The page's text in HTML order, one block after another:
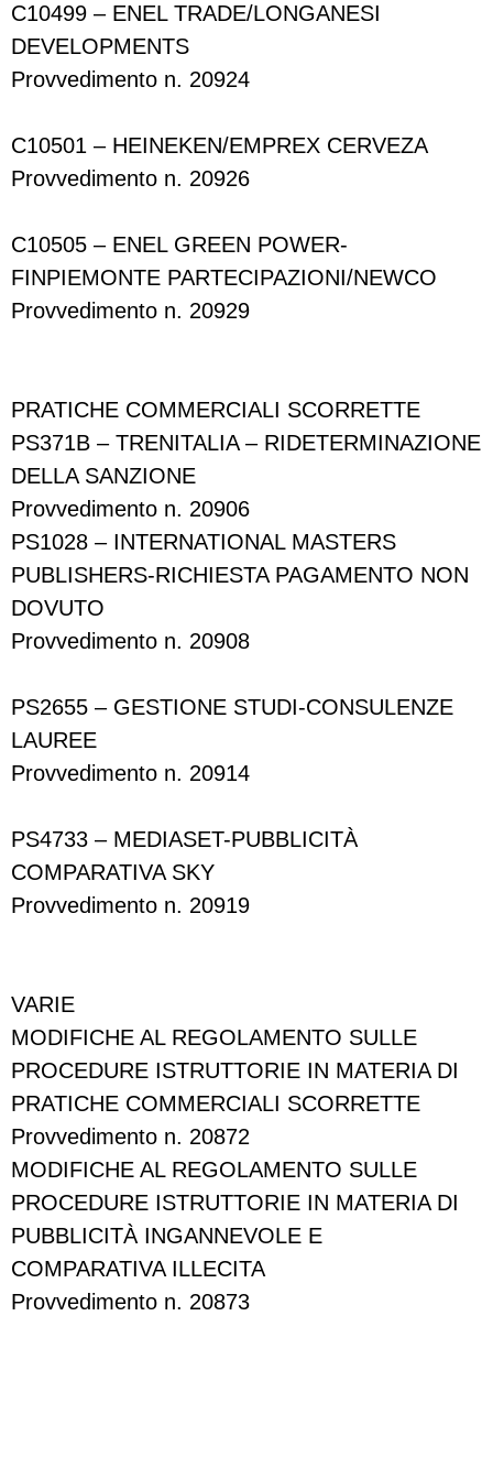
C10499 – ENEL TRADE/LONGANESI
DEVELOPMENTS
Provvedimento n. 20924
C10501 – HEINEKEN/EMPREX CERVEZA
Provvedimento n. 20926
C10505 – ENEL GREEN POWER-
FINPIEMONTE PARTECIPAZIONI/NEWCO
Provvedimento n. 20929
PRATICHE COMMERCIALI SCORRETTE
PS371B – TRENITALIA – RIDETERMINAZIONE
DELLA SANZIONE
Provvedimento n. 20906
PS1028 – INTERNATIONAL MASTERS
PUBLISHERS-RICHIESTA PAGAMENTO NON
DOVUTO
Provvedimento n. 20908
PS2655 – GESTIONE STUDI-CONSULENZE
LAUREE
Provvedimento n. 20914
PS4733 – MEDIASET-PUBBLICITÀ
COMPARATIVA SKY
Provvedimento n. 20919
VARIE
MODIFICHE AL REGOLAMENTO SULLE
PROCEDURE ISTRUTTORIE IN MATERIA DI
PRATICHE COMMERCIALI SCORRETTE
Provvedimento n. 20872
MODIFICHE AL REGOLAMENTO SULLE
PROCEDURE ISTRUTTORIE IN MATERIA DI
PUBBLICITÀ INGANNEVOLE E
COMPARATIVA ILLECITA
Provvedimento n. 20873